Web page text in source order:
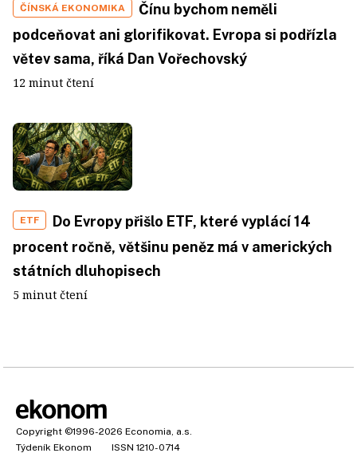
ČÍNSKÁ EKONOMIKA
Čínu bychom neměli
podceňovat ani glorifikovat. Evropa si podřízla
větev sama, říká Dan Vořechovský
12 minut čtení
ETF
Do Evropy přišlo ETF, které vyplácí 14
procent ročně, většinu peněz má v amerických
státních dluhopisech
5 minut čtení
Copyright ©1996-2026 Economia, a.s.
Týdeník Ekonom
ISSN 1210-0714